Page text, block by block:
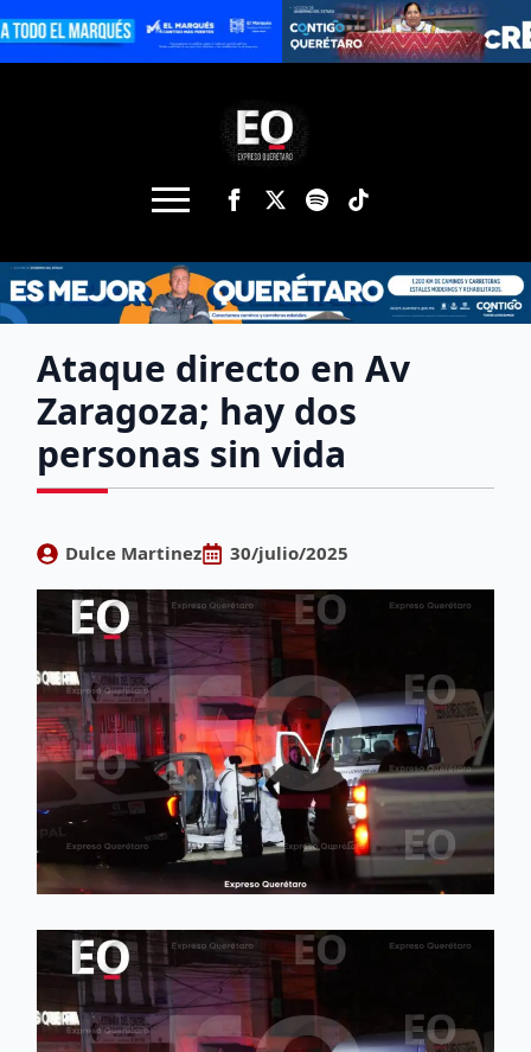
Ataque directo en Av
Zaragoza; hay dos
personas sin vida
Dulce Martinez 30/julio/2025